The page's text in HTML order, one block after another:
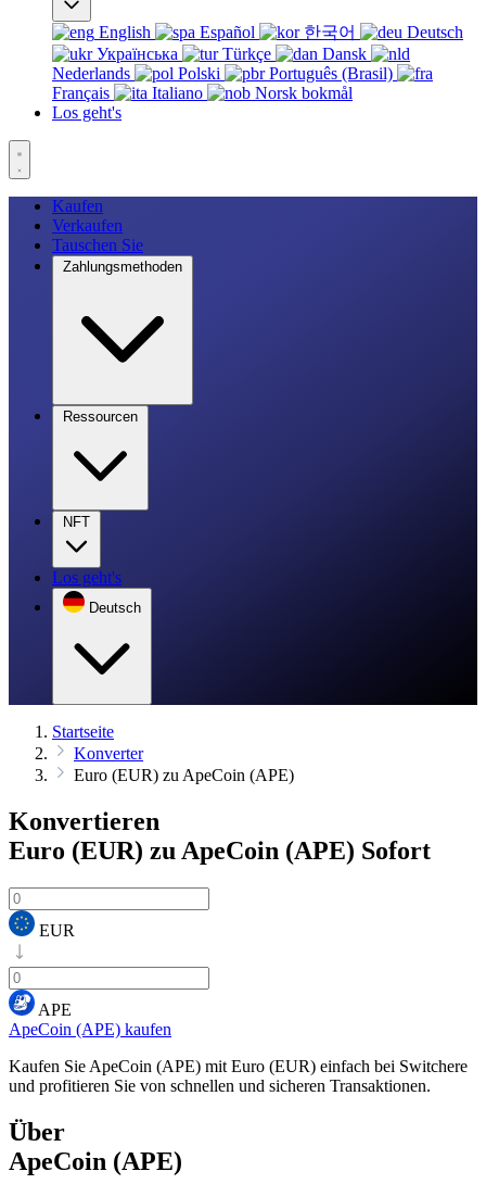
English Español 한국어
Deutsch
Українська
Türkçe
Dansk
Nederlands
Polski
Português (Brasil)
Français
Italiano
Norsk bokmål
Los geht's
Kaufen
Verkaufen
Tauschen Sie
Zahlungsmethoden
Ressourcen
NFT
Los geht's
Deutsch
Startseite
Konverter
Euro (EUR) zu ApeCoin (APE)
Konvertieren
Euro (EUR) zu ApeCoin (APE) Sofort
EUR
APE
ApeCoin (APE) kaufen
Kaufen Sie ApeCoin (APE) mit Euro (EUR) einfach bei Switchere
und profitieren Sie von schnellen und sicheren Transaktionen.
Über
ApeCoin (APE)